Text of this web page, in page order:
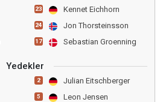
23 Kennet Eichhorn
24 Jon Thorsteinsson
17 Sebastian Groenning
Yedekler
2 Julian Eitschberger
5 Leon Jensen